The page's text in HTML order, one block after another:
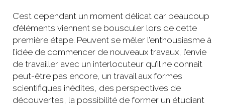
C’est cependant un moment délicat car beaucoup
d’éléments viennent se bousculer lors de cette
première étape. Peuvent se mêler l’enthousiasme à
l’idée de commencer de nouveaux travaux, l’envie
de travailler avec un interlocuteur qu’il ne connait
peut-être pas encore, un travail aux formes
scientifiques inédites, des perspectives de
découvertes, la possibilité de former un étudiant